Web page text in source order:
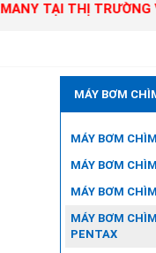
TRƯỜNG VIỆT NAM
MÁY BƠM
MÁY BƠM
MÁY BƠM
MÁY BƠM
MÁY BƠM
PENTAX